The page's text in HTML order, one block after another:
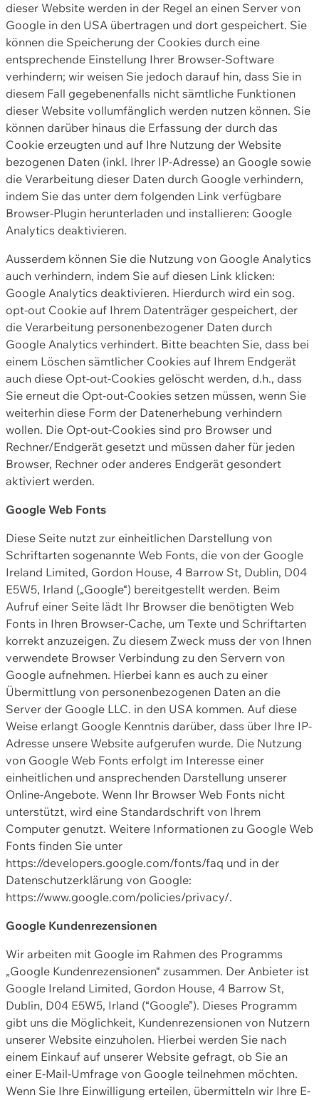
dieser Website werden in der Regel an einen Server von
Google in den USA übertragen und dort gespeichert. Sie
können die Speicherung der Cookies durch eine
entsprechende Einstellung Ihrer Browser-Software
verhindern; wir weisen Sie jedoch darauf hin, dass Sie in
diesem Fall gegebenenfalls nicht sämtliche Funktionen
dieser Website vollumfänglich werden nutzen können. Sie
können darüber hinaus die Erfassung der durch das
Cookie erzeugten und auf Ihre Nutzung der Website
bezogenen Daten (inkl. Ihrer IP-Adresse) an Google sowie
die Verarbeitung dieser Daten durch Google verhindern,
indem Sie das unter dem folgenden Link verfügbare
Browser-Plugin herunterladen und installieren: Google
Analytics deaktivieren.
Ausserdem können Sie die Nutzung von Google Analytics
auch verhindern, indem Sie auf diesen Link klicken:
Google Analytics deaktivieren. Hierdurch wird ein sog.
opt-out Cookie auf Ihrem Datenträger gespeichert, der
die Verarbeitung personenbezogener Daten durch
Google Analytics verhindert. Bitte beachten Sie, dass bei
einem Löschen sämtlicher Cookies auf Ihrem Endgerät
auch diese Opt-out-Cookies gelöscht werden, d.h., dass
Sie erneut die Opt-out-Cookies setzen müssen, wenn Sie
weiterhin diese Form der Datenerhebung verhindern
wollen. Die Opt-out-Cookies sind pro Browser und
Rechner/Endgerät gesetzt und müssen daher für jeden
Browser, Rechner oder anderes Endgerät gesondert
aktiviert werden.
Google Web Fonts
Diese Seite nutzt zur einheitlichen Darstellung von
Schriftarten sogenannte Web Fonts, die von der Google
Ireland Limited, Gordon House, 4 Barrow St, Dublin, D04
E5W5, Irland („Google“) bereitgestellt werden. Beim
Aufruf einer Seite lädt Ihr Browser die benötigten Web
Fonts in Ihren Browser-Cache, um Texte und Schriftarten
korrekt anzuzeigen. Zu diesem Zweck muss der von Ihnen
verwendete Browser Verbindung zu den Servern von
Google aufnehmen. Hierbei kann es auch zu einer
Übermittlung von personenbezogenen Daten an die
Server der Google LLC. in den USA kommen. Auf diese
Weise erlangt Google Kenntnis darüber, dass über Ihre IP-
Adresse unsere Website aufgerufen wurde. Die Nutzung
von Google Web Fonts erfolgt im Interesse einer
einheitlichen und ansprechenden Darstellung unserer
Online-Angebote. Wenn Ihr Browser Web Fonts nicht
unterstützt, wird eine Standardschrift von Ihrem
Computer genutzt. Weitere Informationen zu Google Web
Fonts finden Sie unter
https://developers.google.com/fonts/faq und in der
Datenschutzerklärung von Google:
https://www.google.com/policies/privacy/.
Google Kundenrezensionen
Wir arbeiten mit Google im Rahmen des Programms
„Google Kundenrezensionen“ zusammen. Der Anbieter ist
Google Ireland Limited, Gordon House, 4 Barrow St,
Dublin, D04 E5W5, Irland (“Google”). Dieses Programm
gibt uns die Möglichkeit, Kundenrezensionen von Nutzern
unserer Website einzuholen. Hierbei werden Sie nach
einem Einkauf auf unserer Website gefragt, ob Sie an
einer E-Mail-Umfrage von Google teilnehmen möchten.
Wenn Sie Ihre Einwilligung erteilen, übermitteln wir Ihre E-